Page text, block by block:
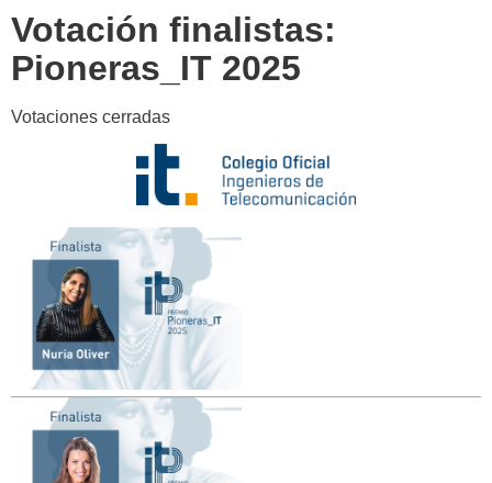
Votación finalistas:
Pioneras_IT 2025
Votaciones cerradas